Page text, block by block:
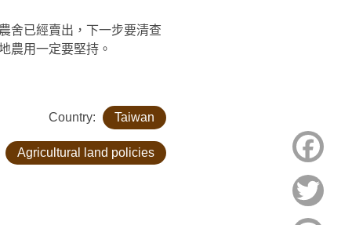
舍已經賣出，下一步要清查
農用一定要堅持。
Country: Taiwan
Agricultural land policies